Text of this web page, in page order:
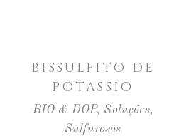
BISSULFITO DE
POTASSIO
BIO & DOP,Soluções,
Sulfurosos